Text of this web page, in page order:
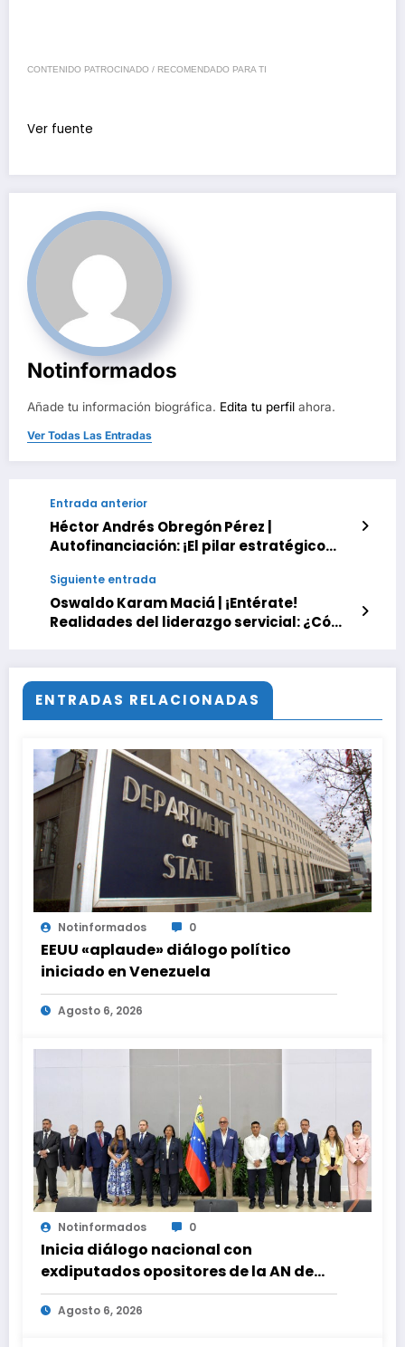
CONTENIDO PATROCINADO / RECOMENDADO PARA TI
Ver fuente
Notinformados
Añade tu información biográfica. Edita tu perfil ahora.
Ver Todas Las Entradas
Entrada anterior
Héctor Andrés Obregón Pérez |
Autofinanciación: ¡El pilar estratégico
deudas!
Siguiente entrada
Oswaldo Karam Maciá | ¡Entérate!
Realidades del liderazgo servicial: ¿Cómo
ENTRADAS RELACIONADAS
Notinformados 0
EEUU «aplaude» diálogo político
iniciado en Venezuela
Agosto 6, 2026
Notinformados 0
Inicia diálogo nacional con
exdiputados opositores de la AN de
2015
Agosto 6, 2026